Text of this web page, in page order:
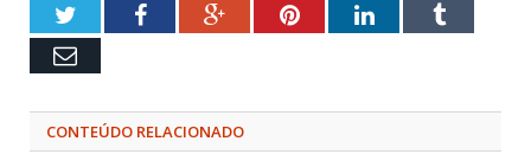
TwitterFacebookGoogle+PinterestLinkedInTumblr
Email
CONTEÚDO RELACIONADO